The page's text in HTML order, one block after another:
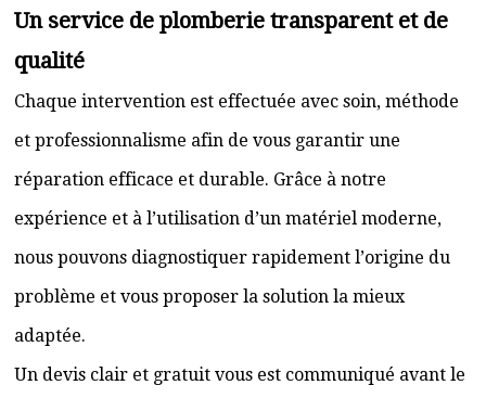
Un service de plomberie transparent et de
qualité
Chaque intervention est effectuée avec soin, méthode
et professionnalisme afin de vous garantir une
réparation efficace et durable. Grâce à notre
expérience et à l’utilisation d’un matériel moderne,
nous pouvons diagnostiquer rapidement l’origine du
problème et vous proposer la solution la mieux
adaptée.
Un devis clair et gratuit vous est communiqué avant le